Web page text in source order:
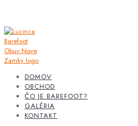
DOMOV
OBCHOD
ČO JE BAREFOOT?
GALÉRIA
KONTAKT